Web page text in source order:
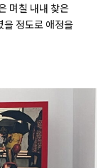
며칠 내내 찾은
을 정도로 애정을